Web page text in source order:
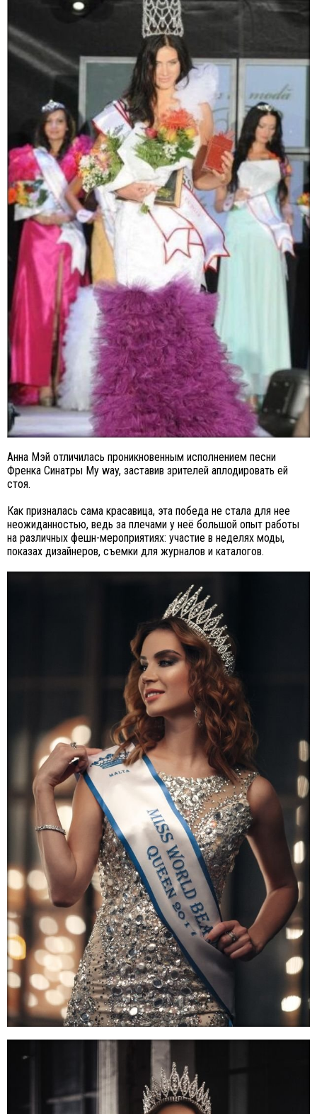
Анна Мэй отличилась проникновенным исполнением песни
Френка Синатры My way, заставив зрителей аплодировать ей
стоя.
Как призналась сама красавица, эта победа не стала для нее
неожиданностью, ведь за плечами у неё большой опыт работы
на различных фешн-мероприятиях: участие в неделях моды,
показах дизайнеров, съемки для журналов и каталогов.